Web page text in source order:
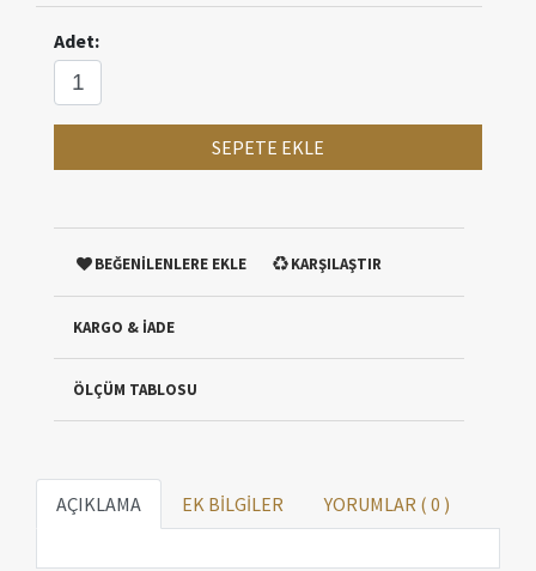
Adet:
SEPETE EKLE
BEĞENİLENLERE EKLE KARŞILAŞTIR
KARGO & İADE
ÖLÇÜM TABLOSU
AÇIKLAMA EK BİLGİLER YORUMLAR ( 0 )